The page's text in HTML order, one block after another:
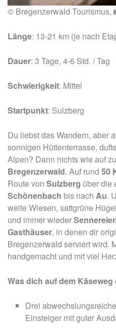
© Bregenzerwald Tourismus,
Länge: 13-21 km (je nach
Dauer: 3 Tage, 4-6 Std. / Tag
Schwierigkeit: Mittel
Startpunkt: Sulzberg
Du liebst das Wandern, aber
sonnigen Hüttenterrasse,
Alpen? Dann nichts wie auf
Bregenzerwald. Auf rund 50
Route von Sulzberg über die
Schönenbach bis nach Au.
weite Wiesen, sattgrüne
und immer wieder
Gasthäuser, in denen dir
Bregenzerwald serviert wird.
handgemacht und mit viel
Was dich auf dem Käseweg
Drei
Einsteiger mit guter